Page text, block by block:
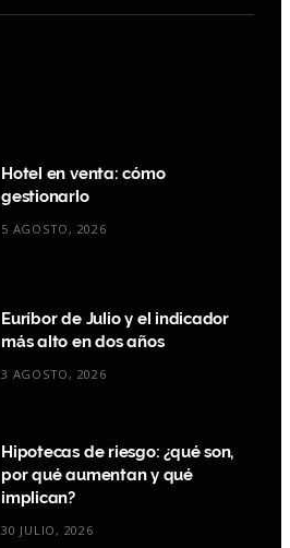
Hotel en venta: cómo
gestionarlo
5 AGOSTO, 2026
Euríbor de Julio y el indicador
más alto en dos años
3 AGOSTO, 2026
Hipotecas de riesgo: ¿qué son,
por qué aumentan y qué
implican?
30 JULIO, 2026